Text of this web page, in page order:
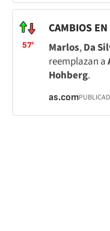
57'
CAMBIOS
Marlos,Da
reemplazan a
Hohberg.
as.com